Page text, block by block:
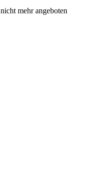
mehr angeboten